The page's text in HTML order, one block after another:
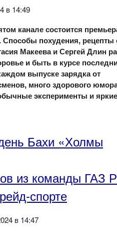
в 14:49
канале состоится
похудения, рецепты
Макеева и Сергей Длин
и быть в курсе
выпуске зарядка от
много здорового
эксперименты и яркие
Бахи «Холмы
из команды ГАЗ
спорте
в 14:47